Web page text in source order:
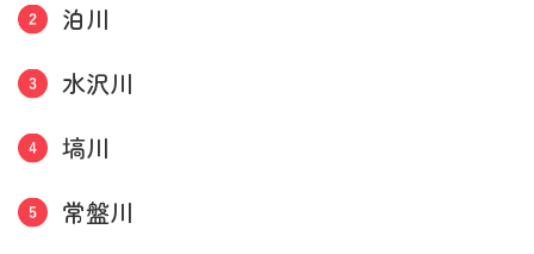
泊川
水沢川
塙川
常盤川